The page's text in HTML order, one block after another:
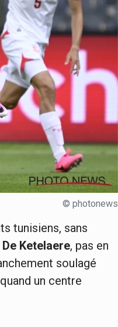
© photonews
tunisiens, sans
Ketelaere, pas en
soulagé
un centre